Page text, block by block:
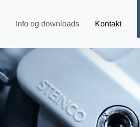
Info og downloads Kontakt